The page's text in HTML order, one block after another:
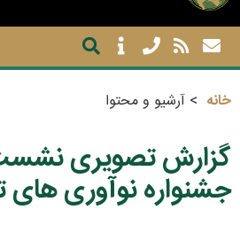
خانه آرشیو و محتوا
گزارش تصویری
جشنواره نوآوری های